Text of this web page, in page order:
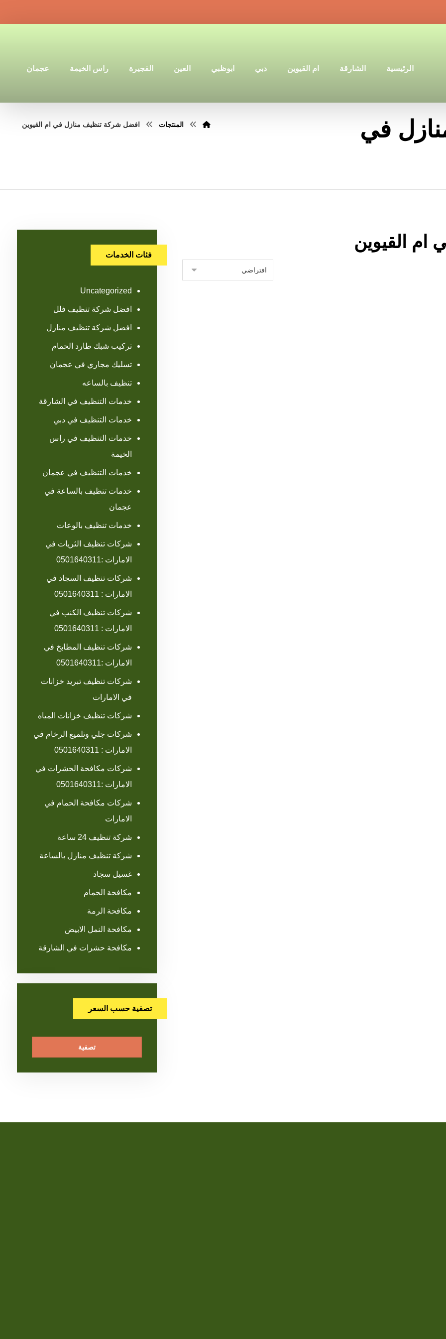
الرئيسية الشارقة ام القيوين دبي ابوظبي العين الفجيرة راس الخيمة عجمان
في
المنتجات افضل شركة تنظيف منازل في ام القيوين
القيوين
فئات الخدمات
Uncategorized
افضل شركة تنظيف فلل
افضل شركة تنظيف منازل
تركيب شبك طارد الحمام
تسليك مجاري في عجمان
تنظيف بالساعه
خدمات التنظيف في الشارقة
خدمات التنظيف في دبي
خدمات التنظيف في راس
الخيمة
خدمات التنظيف في عجمان
خدمات تنظيف بالساعة في
عجمان
خدمات تنظيف بالوعات
شركات تنظيف الثريات في
الامارات :0501640311
شركات تنظيف السجاد في
الامارات : 0501640311
شركات تنظيف الكنب في
الامارات : 0501640311
شركات تنظيف المطابخ في
الامارات :0501640311
شركات تنظيف تبريد خزانات
في الامارات
شركات تنظيف خزانات المياه
شركات جلي وتلميع الرخام في
الامارات : 0501640311
شركات مكافحة الحشرات في
الامارات :0501640311
شركات مكافحة الحمام في
الامارات
شركة تنظيف 24 ساعة
شركة تنظيف منازل بالساعة
غسيل سجاد
مكافحة الحمام
مكافحة الرمة
مكافحة النمل الابيض
مكافحة حشرات في الشارقة
تصفية حسب السعر
تصفية